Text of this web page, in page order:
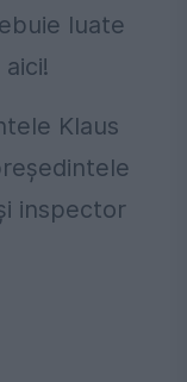
luate
Klaus
inspector